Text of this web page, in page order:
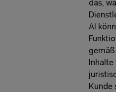
das,
AI
Kunde